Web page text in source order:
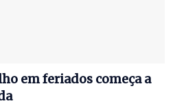
em feriados começa a